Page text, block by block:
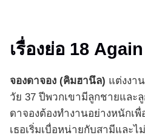
เรื่องย่อ 18 Again
จองดาจอง (คิมฮานึล) แต่งงา
วัย 37 ปีพวกเขามีลูกชายและ
ดาจองต้องทำงานอย่างหนักเ
เธอเริ่มเบื่อหน่ายกับสามีและ